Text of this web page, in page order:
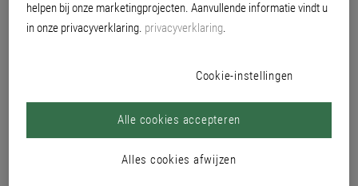
PRODUCTEN
3-delige kofferset 3900
Gereedschapskoffer, 92
helpen bij onze marketingprojecten. Aanvullende informatie vindt u
in onze privacyverklaring. privacyverklaring.
Cookie-instellingen
Alles cookies afwijzen
Alle cookies accepteren